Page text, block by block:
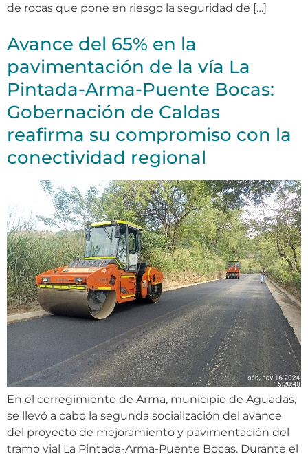
de rocas que pone en riesgo la seguridad de […]
Avance del 65% en la
pavimentación de la vía La
Pintada-Arma-Puente Bocas:
Gobernación de Caldas
reafirma su compromiso con la
conectividad regional
En el corregimiento de Arma, municipio de Aguadas,
se llevó a cabo la segunda socialización del avance
del proyecto de mejoramiento y pavimentación del
tramo vial La Pintada-Arma-Puente Bocas. Durante el